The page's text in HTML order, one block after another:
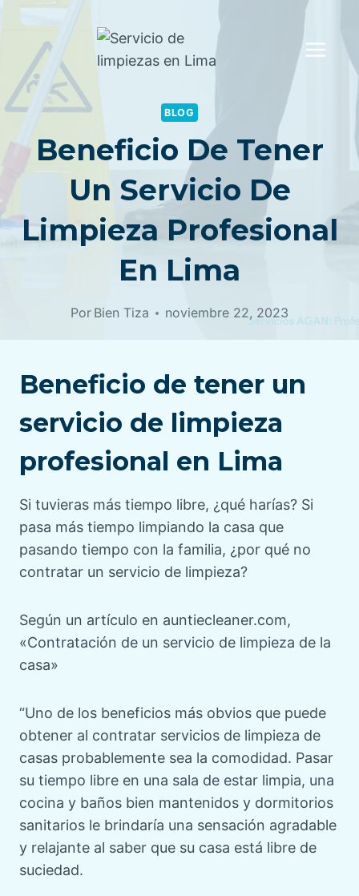
Saltar
contenido
BLOG
Beneficio De Tener
Un Servicio De
Limpieza Profesional
En Lima
Por Bien Tiza noviembre 22, 2023
Beneficio de tener un
servicio de limpieza
profesional en Lima
Si tuvieras más tiempo libre, ¿qué harías? Si
pasa más tiempo limpiando la casa que
pasando tiempo con la familia, ¿por qué no
contratar un servicio de limpieza?
Según un artículo en auntiecleaner.com,
«Contratación de un servicio de limpieza de la
casa»
“Uno de los beneficios más obvios que puede
obtener al contratar servicios de limpieza de
casas probablemente sea la comodidad. Pasar
su tiempo libre en una sala de estar limpia, una
cocina y baños bien mantenidos y dormitorios
sanitarios le brindaría una sensación agradable
y relajante al saber que su casa está libre de
suciedad.